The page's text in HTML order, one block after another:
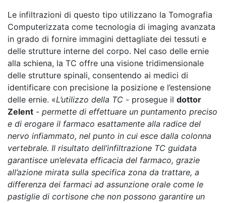
Le infiltrazioni di questo tipo utilizzano la Tomografia
Computerizzata come tecnologia di imaging avanzata
in grado di fornire immagini dettagliate dei tessuti e
delle strutture interne del corpo. Nel caso delle ernie
alla schiena, la TC offre una visione tridimensionale
delle strutture spinali, consentendo ai medici di
identificare con precisione la posizione e l’estensione
delle ernie. «L’utilizzo della TC - prosegue il dottor
Zelent - permette di effettuare un puntamento preciso
e di erogare il farmaco esattamente alla radice del
nervo infiammato, nel punto in cui esce dalla colonna
vertebrale. Il risultato dell’infiltrazione TC guidata
garantisce un’elevata efficacia del farmaco, grazie
all’azione mirata sulla specifica zona da trattare, a
differenza dei farmaci ad assunzione orale come le
pastiglie di cortisone che non possono garantire un